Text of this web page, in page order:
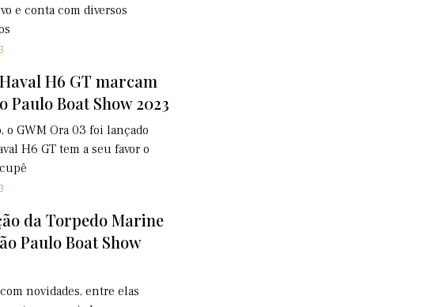
e conta com diversos
H6 GT marcam
Paulo Boat Show 2023
GWM Ora 03 foi lançado
H6 GT tem a seu favor o
da Torpedo Marine
Paulo Boat Show
novidades, entre elas